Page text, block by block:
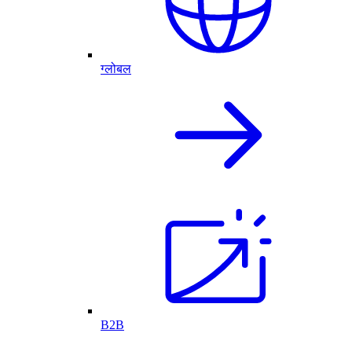
ग्लोबल
B2B